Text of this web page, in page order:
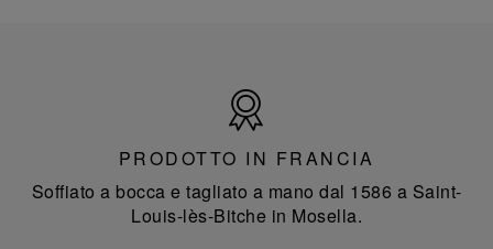
Francia
PRODOTTO IN FRANCIA
Soffiato a bocca e tagliato a mano dal 1586 a Saint-
Louis-lès-Bitche in Mosella.